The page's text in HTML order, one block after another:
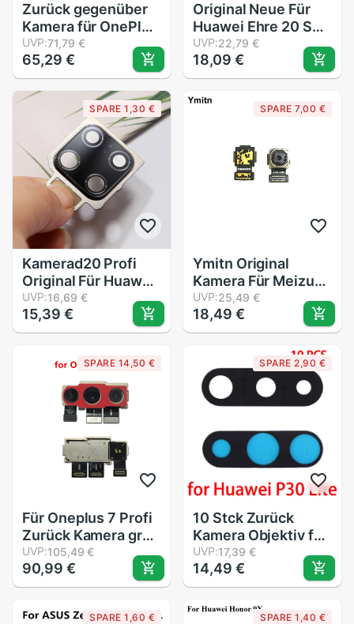
Zurück gegenüber
Kamera für OnePlus
3
UVP:71,79 €
65,29 €
Original Neue Für
Huawei Ehre 20 S
Zurück Hinten
Kamera Glas
Objektiv Abdeckung
Für Huawei Ehre 20
S Prüfung gute
UVP:22,79 €
18,09 €
SPARE 1,30 €
Kamerad20 Profi
Original Für Huawei
Kamerad 20 Profi
Kamera Objektiv
Glas Mit Rahmen
Hinten
Gehäbenutzen
Abdeckung Ersatz
UVP:16,69 €
15,39 €
SPARE 7,00 €
Ymitn Original
Kamera Für Meizu
u10 Hinten Kamera
Wichtigsten Zurück
groß Kamera Modul
UVP:25,49 €
18,49 €
SPARE 14,50 €
Für Oneplus 7 Profi
Zurück Kamera groß
Hinten Wichtigsten
Kamera Modul
biegen Kabel
UVP:105,49 €
90,99 €
SPARE 2,90 €
10 Stck Zurück
Kamera Objektiv für
Huawei P30 Lite
(48MP)
UVP:17,39 €
14,49 €
SPARE 1,60 € SPARE 1,40 €